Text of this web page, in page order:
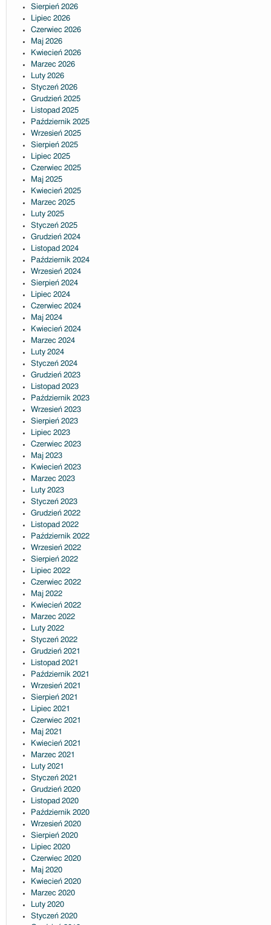
Sierpień 2026
Lipiec 2026
Czerwiec 2026
Maj 2026
Kwiecień 2026
Marzec 2026
Luty 2026
Styczeń 2026
Grudzień 2025
Listopad 2025
Październik 2025
Wrzesień 2025
Sierpień 2025
Lipiec 2025
Czerwiec 2025
Maj 2025
Kwiecień 2025
Marzec 2025
Luty 2025
Styczeń 2025
Grudzień 2024
Listopad 2024
Październik 2024
Wrzesień 2024
Sierpień 2024
Lipiec 2024
Czerwiec 2024
Maj 2024
Kwiecień 2024
Marzec 2024
Luty 2024
Styczeń 2024
Grudzień 2023
Listopad 2023
Październik 2023
Wrzesień 2023
Sierpień 2023
Lipiec 2023
Czerwiec 2023
Maj 2023
Kwiecień 2023
Marzec 2023
Luty 2023
Styczeń 2023
Grudzień 2022
Listopad 2022
Październik 2022
Wrzesień 2022
Sierpień 2022
Lipiec 2022
Czerwiec 2022
Maj 2022
Kwiecień 2022
Marzec 2022
Luty 2022
Styczeń 2022
Grudzień 2021
Listopad 2021
Październik 2021
Wrzesień 2021
Sierpień 2021
Lipiec 2021
Czerwiec 2021
Maj 2021
Kwiecień 2021
Marzec 2021
Luty 2021
Styczeń 2021
Grudzień 2020
Listopad 2020
Październik 2020
Wrzesień 2020
Sierpień 2020
Lipiec 2020
Czerwiec 2020
Maj 2020
Kwiecień 2020
Marzec 2020
Luty 2020
Styczeń 2020